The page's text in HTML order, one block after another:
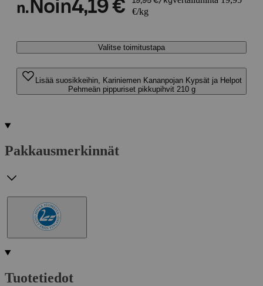
n. Noin4,19 €
€/kg
Valitse toimitustapa
Lisää suosikkeihin, Kariniemen Kananpojan Kypsät ja Helpot
Pehmeän pippuriset pikkupihvit 210 g
Pakkausmerkinnät
Tuotetiedot